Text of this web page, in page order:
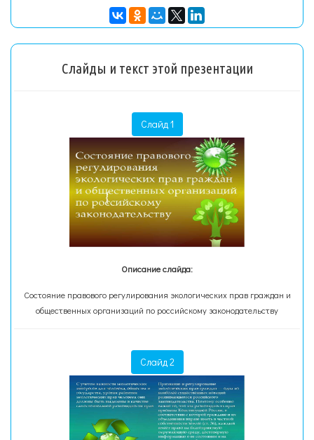
Слайды и текст этой презентации
Слайд 1
Описание слайда:
Состояние правового регулирования экологических прав граждан и
общественных организаций по российскому законодательству
Слайд 2